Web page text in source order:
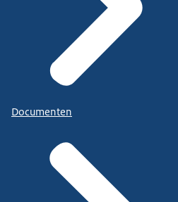
Documenten